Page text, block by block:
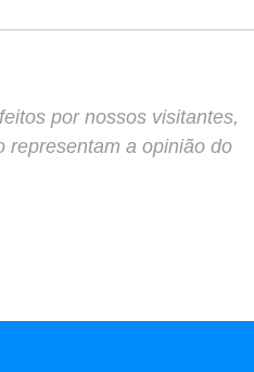
por nossos visitantes,
representam a opinião do